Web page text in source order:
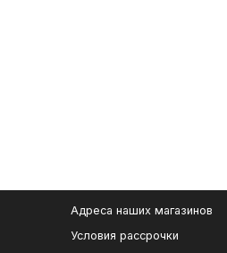
Адреса наших магазинов
Условия рассрочки